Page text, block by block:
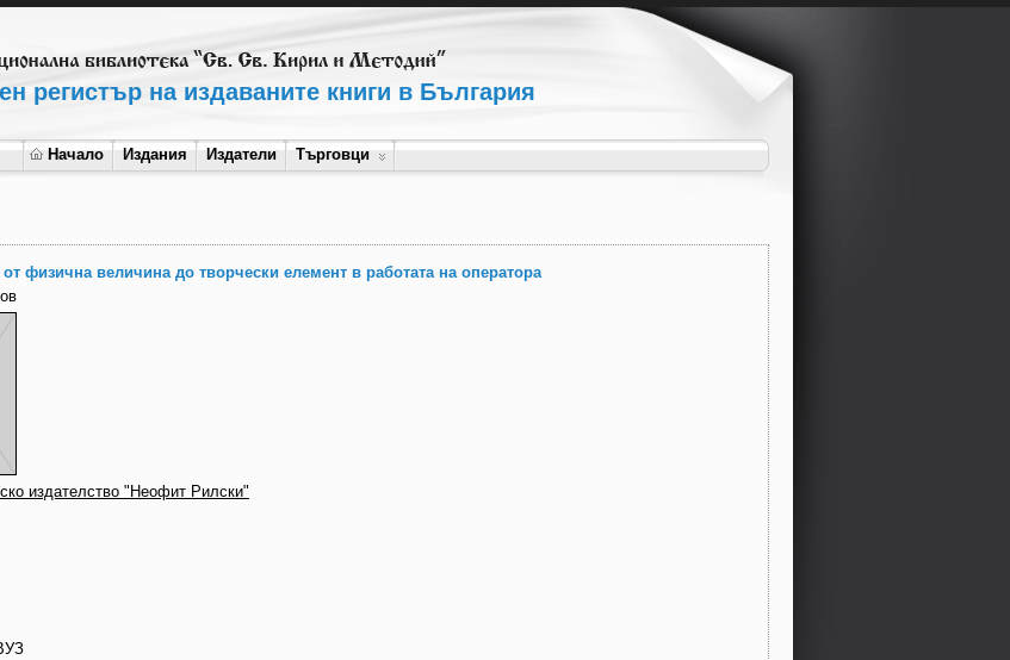
регистър на издаваните книги в България
Начало Издания Издатели Търговци
от физична величина до творчески елемент в работата на операторa
издателство "Неофит Рилски"